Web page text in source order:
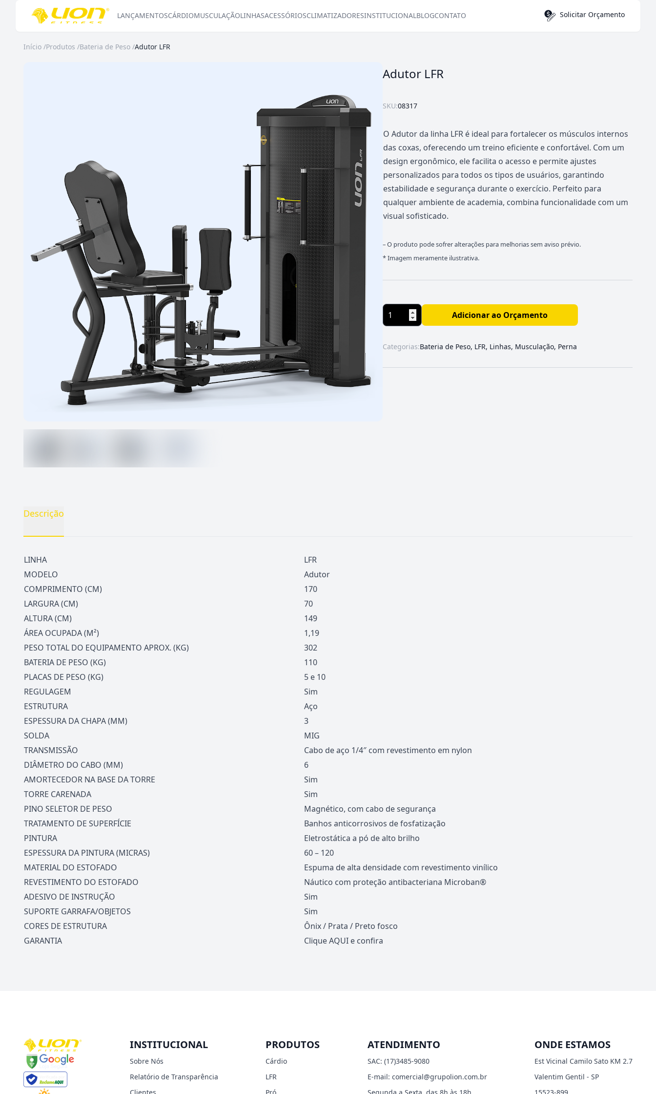
LANÇAMENTOSCÁRDIOMUSCULAÇÃOLINHASACESSÓRIOSCLIMATIZADORESINSTITUCIONALBLOGCONTATO Solicitar Orçamento
Início /Produtos /Bateria de Peso /Adutor LFR
Adutor LFR
SKU:08317
O Adutor da linha LFR é ideal para fortalecer os músculos internos
das coxas, oferecendo um treino eficiente e confortável. Com um
design ergonômico, ele facilita o acesso e permite ajustes
personalizados para todos os tipos de usuários, garantindo
estabilidade e segurança durante o exercício. Perfeito para
qualquer ambiente de academia, combina funcionalidade com um
visual sofisticado.
– O produto pode sofrer alterações para melhorias sem aviso prévio.
* Imagem meramente ilustrativa.
Adicionar ao Orçamento
Categorias:Bateria de Peso, LFR, Linhas, Musculação, Perna
Descrição
LINHA
LFR
MODELO
Adutor
COMPRIMENTO (CM)
170
LARGURA (CM)
70
ALTURA (CM)
149
ÁREA OCUPADA (M²)
1,19
PESO TOTAL DO EQUIPAMENTO APROX. (KG)
302
BATERIA DE PESO (KG)
110
PLACAS DE PESO (KG)
5 e 10
REGULAGEM
Sim
ESTRUTURA
Aço
ESPESSURA DA CHAPA (MM)
3
SOLDA
MIG
TRANSMISSÃO
Cabo de aço 1/4″ com revestimento em nylon
DIÂMETRO DO CABO (MM)
6
AMORTECEDOR NA BASE DA TORRE
Sim
TORRE CARENADA
Sim
PINO SELETOR DE PESO
Magnético, com cabo de segurança
TRATAMENTO DE SUPERFÍCIE
Banhos anticorrosivos de fosfatização
PINTURA
Eletrostática a pó de alto brilho
ESPESSURA DA PINTURA (MICRAS)
60 – 120
MATERIAL DO ESTOFADO
Espuma de alta densidade com revestimento vinílico
REVESTIMENTO DO ESTOFADO
Náutico com proteção antibacteriana Microban®
ADESIVO DE INSTRUÇÃO
Sim
SUPORTE GARRAFA/OBJETOS
Sim
CORES DE ESTRUTURA
Ônix / Prata / Preto fosco
GARANTIA
CliqueAQUI e confira
INSTITUCIONAL
Sobre Nós
Relatório de Transparência
PRODUTOS
Cárdio
LFR
ATENDIMENTO
SAC: (17)3485-9080
E-mail: comercial@grupolion.com.br
ONDE ESTAMOS
Est Vicinal Camilo Sato KM 2.7
Valentim Gentil - SP